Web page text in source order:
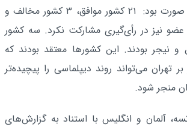
شورای حکام به این صورت بود: ۲۱ کشور موافق، ۳ کشور مخالف و
عضو نیز در رأی‌گیری مشارکت نکرد. سه کشور
نیجر بودند. این کشورها معتقد بودند که
تهران می‌تواند روند دیپلماسی را پیچیده‌تر
منجر شود.
آلمان و انگلیس با استناد به گزارش‌های